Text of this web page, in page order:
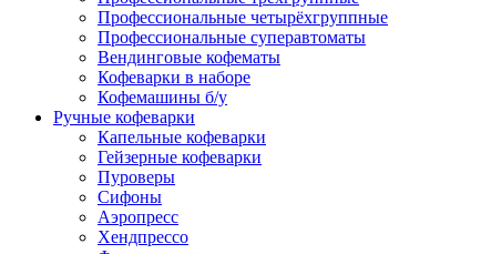
Профессиональные четырёхгруппные
Профессиональные суперавтоматы
Вендинговые кофематы
Кофеварки в наборе
Кофемашины б/у
Ручные кофеварки
Капельные кофеварки
Гейзерные кофеварки
Пуроверы
Сифоны
Аэропресс
Хендпрессо